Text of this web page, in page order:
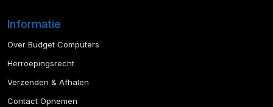
Informatie
Over Budget Computers
Herroepingsrecht
Verzenden & Afhalen
Contact Opnemen